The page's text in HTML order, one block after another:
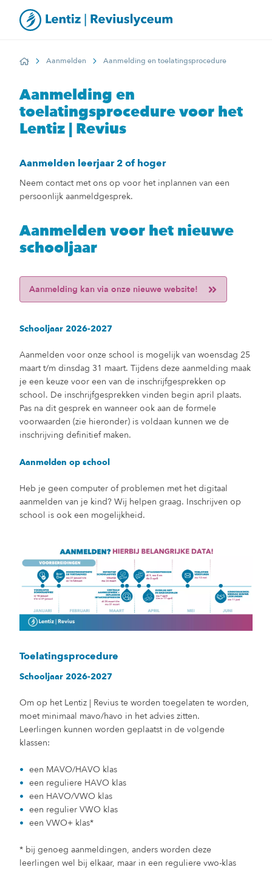
HomeAanmelden Aanmelding en toelatingsprocedure
Aanmelding en
toelatingsprocedure voor het
Lentiz | Revius
Aanmelden leerjaar 2 of hoger
Neem contact met ons op voor het inplannen van een
persoonlijk aanmeldgesprek.
Aanmelden voor het nieuwe
schooljaar
Aanmelding kan via onze nieuwe website!
Schooljaar 2026-2027
Aanmelden voor onze school is mogelijk van woensdag 25
maart t/m dinsdag 31 maart. Tijdens deze aanmelding maak
je een keuze voor een van de inschrijfgesprekken op
school. De inschrijfgesprekken vinden begin april plaats.
Pas na dit gesprek en wanneer ook aan de formele
voorwaarden (zie hieronder) is voldaan kunnen we de
inschrijving definitief maken.
Aanmelden op school
Heb je geen computer of problemen met het digitaal
aanmelden van je kind? Wij helpen graag. Inschrijven op
school is ook een mogelijkheid.
Toelatingsprocedure
Schooljaar 2026-2027
Om op het Lentiz | Revius te worden toegelaten te worden,
moet minimaal mavo/havo in het advies zitten.
Leerlingen kunnen worden geplaatst in de volgende
klassen:
een MAVO/HAVO klas
een reguliere HAVO klas
een HAVO/VWO klas
een regulier VWO klas
een VWO+ klas*
* bij genoeg aanmeldingen, anders worden deze
leerlingen wel bij elkaar, maar in een reguliere vwo-klas